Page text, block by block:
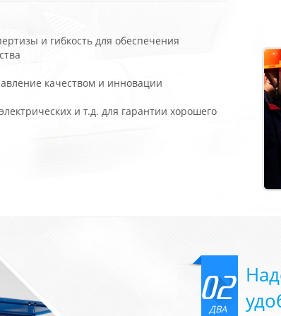
и гибкость для обеспечения
качеством и инновации
и т.д. для гарантии хорошего
02
ДВА